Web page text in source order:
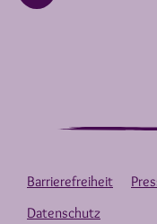
Barrierefreiheit
Datenschutz